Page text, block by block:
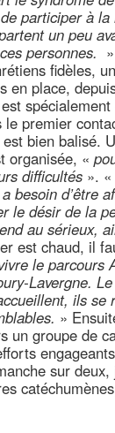
participer à
un peu
personnes.
fidèles,
en place,
le premier
bien balisé.
organisée, «
difficultés ». «
besoin d’être
le désir de la
au sérieux,
est chaud, il
le parcours
Lavergne.
ils se
»
un groupe de
sur